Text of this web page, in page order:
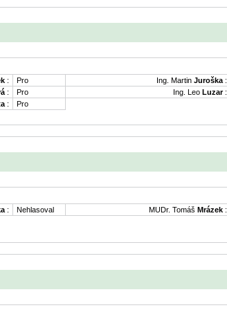
: Pro Ing. Martin Juroška :
: Pro Ing. Leo Luzar:
: Pro
: Nehlasoval MUDr. Tomáš Mrázek :